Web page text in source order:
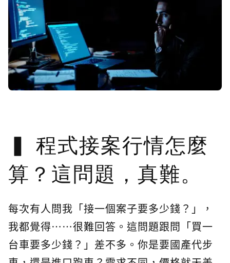
程式接案行情怎麼
算？這問題，真難。
每次有人問我「接一個案子要多少錢？」，
我都覺得……很難回答。這問題跟問「買一
台車要多少錢？」差不多。你是要國產代步